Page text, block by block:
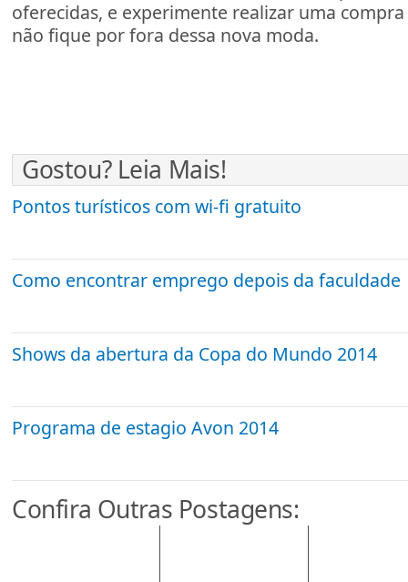
oferecidas, e experimente realizar uma compra
não fique por fora dessa nova moda.
Gostou? Leia Mais!
Pontos turísticos com wi-fi gratuito
Como encontrar emprego depois da faculdade
Shows da abertura da Copa do Mundo 2014
Programa de estagio Avon 2014
Confira Outras Postagens: